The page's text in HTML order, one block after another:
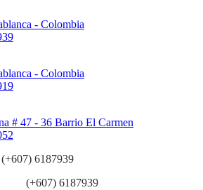
- Colombia
- Colombia
# 47 - 36 Barrio El Carmen
(+607) 6187939
(+607) 6187939